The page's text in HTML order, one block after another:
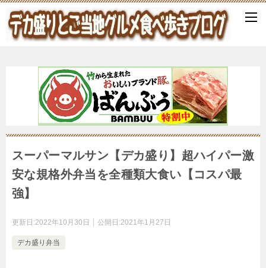
スーパーマルサン【デカ盛り】超ハイパー激
安な規格外弁当を全種類大食い【コスパ最
強】
更新日:2022年10月30日 公開日:2021年1月27日
デカ盛り弁当